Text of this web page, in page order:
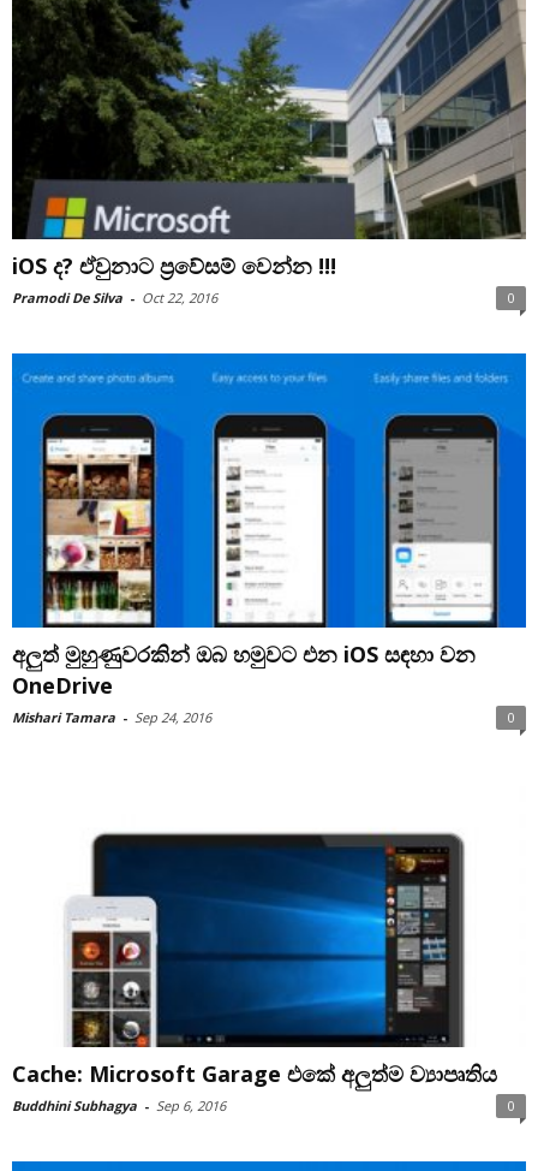
iOS ද? ඒවුනාට ප්‍රවේසම් වෙන්න !!!
Pramodi De Silva - Oct 22, 2016 0
අලුත් මුහුණුවරකින් ඔබ හමුවට එන iOS සඳහා වන
OneDrive
Mishari Tamara - Sep 24, 2016 0
Cache: Microsoft Garage එකේ අලුත්ම ව්‍යාපෘතිය
Buddhini Subhagya - Sep 6, 2016 0